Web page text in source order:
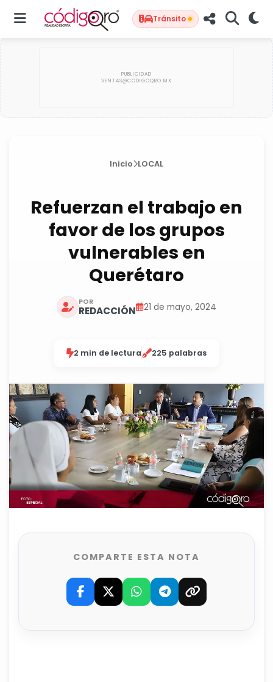
Tránsito
Inicio LOCAL
Refuerzan el trabajo en
favor de los grupos
vulnerables en
Querétaro
POR
REDACCIÓN 21 de mayo, 2024
2 min de lectura 225 palabras
COMPARTE ESTA NOTA